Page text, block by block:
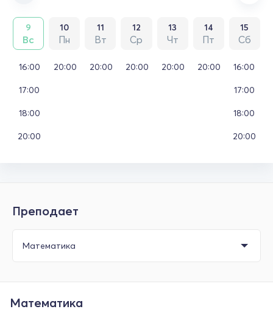
9
Вс
10
Пн
11
Вт
12
Ср
13
Чт
14
Пт
15
Сб
16:00
17:00
18:00
20:00
20:00 20:00 20:00 20:00 20:00 16:00
17:00
18:00
20:00
Преподает
Математика